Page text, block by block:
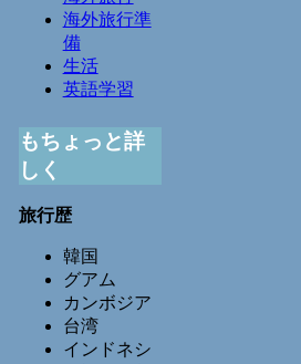
海外旅行準
備
生活
英語学習
もちょっと詳
しく
旅行歴
韓国
グアム
カンボジア
台湾
インドネシ